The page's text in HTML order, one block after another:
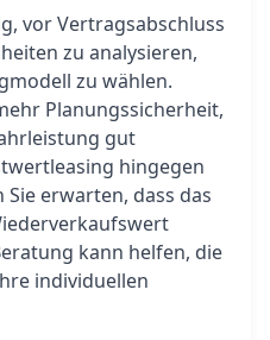
vor Vertragsabschluss
zu analysieren,
zu wählen.
Planungssicherheit,
gut
hingegen
erwarten, dass das
kann helfen, die
individuellen